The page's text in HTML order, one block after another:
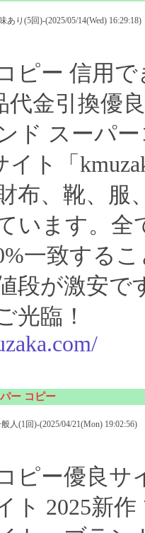
あり(5回)-(2025/05/14(Wed) 16:29:18)
ピー 信用
代金引換優
ド スーパ
イト「
布、靴、服
います。全
一致する
段が激安で
光臨！
ー コピー
人(1回)-(2025/04/21(Mon) 19:02:56)
ピー優良サ
ト 2025新